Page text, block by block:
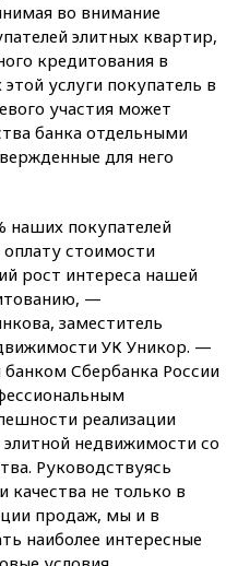
во внимание
элитных квартир,
кредитования в
услуги покупатель в
участия может
банка отдельными
для него
наших покупателей
стоимости
рост интереса нашей
—
заместитель
УК Уникор. —
Сбербанка России
реализации
недвижимости со
Руководствуясь
не только в
продаж, мы и в
наиболее интересные